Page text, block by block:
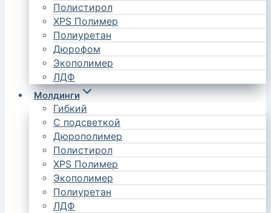
Полистирол
XPS Полимер
Полиуретан
Дюрофом
Экополимер
ЛДФ
Молдинги
Гибкий
С подсветкой
Дюрополимер
Полистирол
XPS Полимер
Экополимер
Полиуретан
ЛДФ